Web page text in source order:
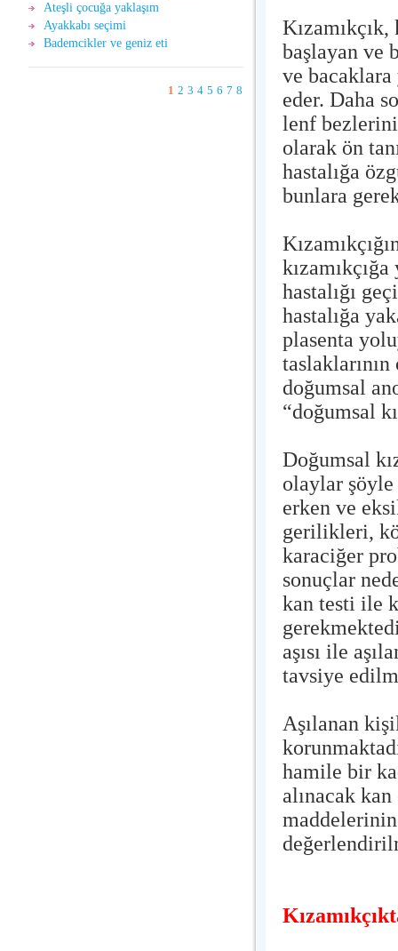
Ateşli çocuğa yaklaşım
Ayakkabı seçimi
Bademcikler ve geniz eti
1 2 3 4 5 6 7 8
başlayan ve
ve
eder. Daha
lenf
olarak ön
hastalığa
bunlara
hastalığı
hastalığa
plasenta
doğumsal
“doğumsal
Doğumsal
olaylar
erken ve
gerilikleri,
karaciğer
sonuçlar
kan testi ile
aşısı ile
tavsiye
Aşılanan
hamile bir
alınacak